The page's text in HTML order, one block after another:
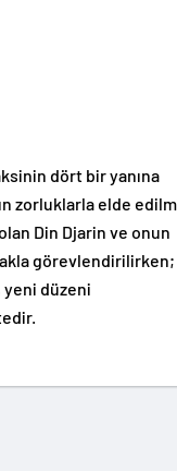
dört bir yanına
zorluklarla elde
Din Djarin ve onun
görevlendirilirken;
yeni düzeni